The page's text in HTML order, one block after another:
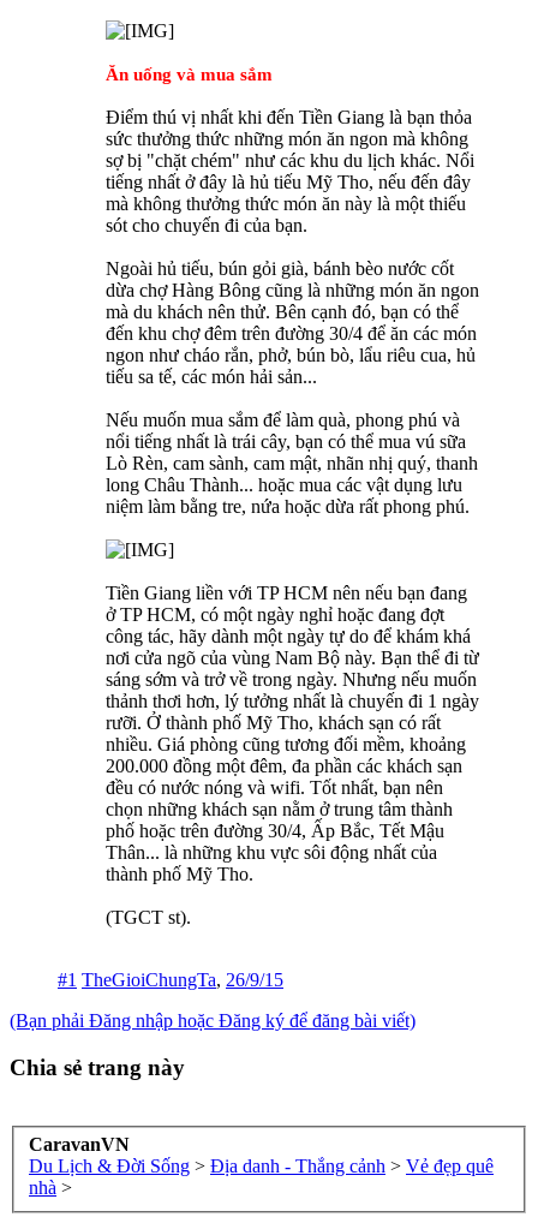
Ăn uống và mua sắm
Điểm thú vị nhất khi đến Tiền Giang là bạn thỏa
sức thưởng thức những món ăn ngon mà không
sợ bị "chặt chém" như các khu du lịch khác. Nổi
tiếng nhất ở đây là hủ tiếu Mỹ Tho, nếu đến đây
mà không thưởng thức món ăn này là một thiếu
sót cho chuyến đi của bạn.
Ngoài hủ tiếu, bún gỏi già, bánh bèo nước cốt
dừa chợ Hàng Bông cũng là những món ăn ngon
mà du khách nên thử. Bên cạnh đó, bạn có thể
đến khu chợ đêm trên đường 30/4 để ăn các món
ngon như cháo rắn, phở, bún bò, lẩu riêu cua, hủ
tiếu sa tế, các món hải sản...
Nếu muốn mua sắm để làm quà, phong phú và
nổi tiếng nhất là trái cây, bạn có thể mua vú sữa
Lò Rèn, cam sành, cam mật, nhãn nhị quý, thanh
long Châu Thành... hoặc mua các vật dụng lưu
niệm làm bằng tre, nứa hoặc dừa rất phong phú.
Tiền Giang liền với TP HCM nên nếu bạn đang
ở TP HCM, có một ngày nghỉ hoặc đang đợt
công tác, hãy dành một ngày tự do để khám khá
nơi cửa ngõ của vùng Nam Bộ này. Bạn thể đi từ
sáng sớm và trở về trong ngày. Nhưng nếu muốn
thảnh thơi hơn, lý tưởng nhất là chuyến đi 1 ngày
rưỡi. Ở thành phố Mỹ Tho, khách sạn có rất
nhiều. Giá phòng cũng tương đối mềm, khoảng
200.000 đồng một đêm, đa phần các khách sạn
đều có nước nóng và wifi. Tốt nhất, bạn nên
chọn những khách sạn nằm ở trung tâm thành
phố hoặc trên đường 30/4, Ấp Bắc, Tết Mậu
Thân... là những khu vực sôi động nhất của
thành phố Mỹ Tho.
(TGCT st).
#1 TheGioiChungTa, 26/9/15
(Bạn phải Đăng nhập hoặc Đăng ký để đăng bài viết)
Chia sẻ trang này
CaravanVN
Du Lịch & Đời Sống > Địa danh - Thắng cảnh > Vẻ đẹp quê
nhà >